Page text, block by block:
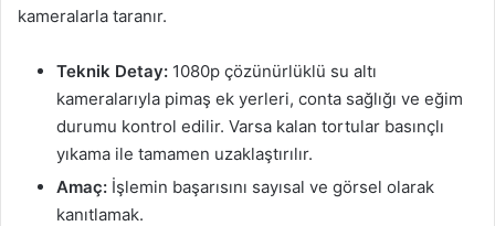
kameralarla taranır.
Teknik Detay: 1080p çözünürlüklü su altı
kameralarıyla pimaş ek yerleri, conta sağlığı ve eğim
durumu kontrol edilir. Varsa kalan tortular basınçlı
yıkama ile tamamen uzaklaştırılır.
Amaç: İşlemin başarısını sayısal ve görsel olarak
kanıtlamak.